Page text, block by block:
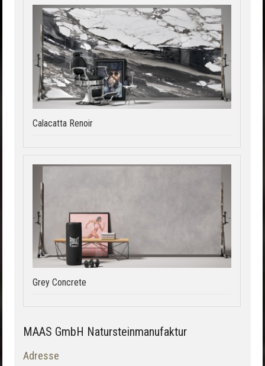
Calacatta Renoir
Grey Concrete
MAAS GmbH Natursteinmanufaktur
Adresse